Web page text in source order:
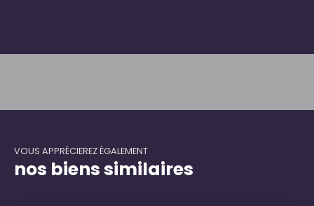
VOUS APPRÉCIEREZ ÉGALEMENT
nos biens similaires